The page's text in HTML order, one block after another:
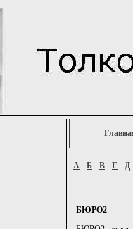
А Б В Г Д
БЮРО2